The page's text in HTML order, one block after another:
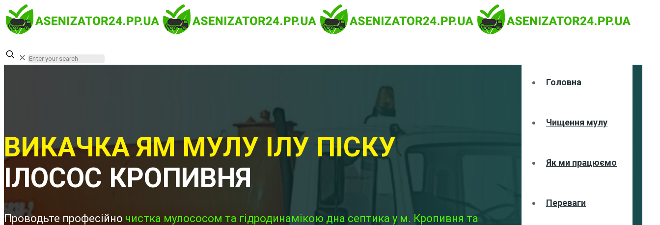
Головна
Чищення мулу
Як ми працюємо
Переваги
✕
ВИКАЧКА ЯМ МУЛУ ІЛУ ПІСКУ
ІЛОСОС КРОПИВНЯ
Проводьте професійно чистка мулососом та гідродинамікою дна септика у м. Кропивня та